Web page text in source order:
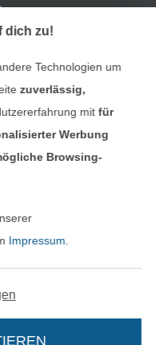
(France)
In den
dich zu!
Technologien um
zuverlässig,
mitfür
Werbung
Browsing-
Impressum